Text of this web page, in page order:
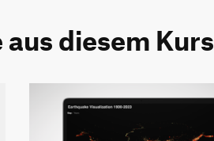
diesem Kurs